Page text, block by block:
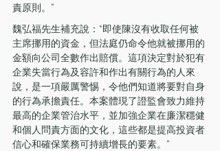
責原則。”
魏弘福先生補充說：“即使陳沒有收取任何被
主席挪用的資金，但法庭仍命令他就被挪用的
金額向公司全數作出賠償。這項決定對於犯有
企業失當行為及容許和作出有關行為的人來
說，是一項嚴厲警惕，令他們知道將要對自身
的行為承擔責任。本案體現了證監會致力維持
最高的企業管治水平，並加強企業在廉潔穩健
和個人問責方面的文化，這些都是提高投資者
信心和確保業務可持續增長的要素。”